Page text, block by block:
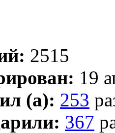
2515
19
(а): 253
367